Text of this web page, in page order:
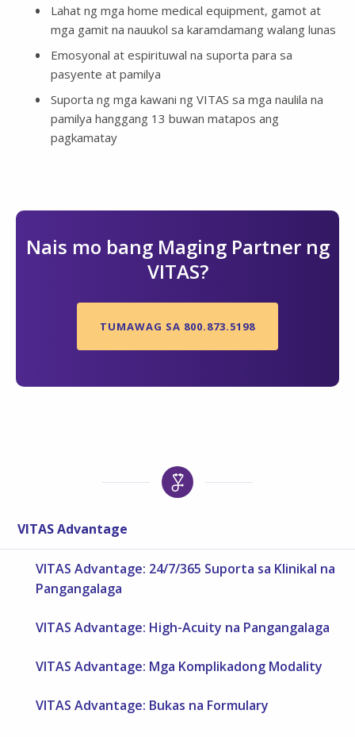
Lahat ng mga home medical equipment, gamot at
mga gamit na nauukol sa karamdamang walang lunas
Emosyonal at espirituwal na suporta para sa
pasyente at pamilya
Suporta ng mga kawani ng VITAS sa mga naulila na
pamilya hanggang 13 buwan matapos ang
pagkamatay
Nais mo bang Maging Partner ng
VITAS?
TUMAWAG SA 800.873.5198
VITAS Advantage
VITAS Advantage: 24/7/365 Suporta sa Klinikal na
Pangangalaga
VITAS Advantage: High-Acuity na Pangangalaga
VITAS Advantage: Mga Komplikadong Modality
VITAS Advantage: Bukas na Formulary